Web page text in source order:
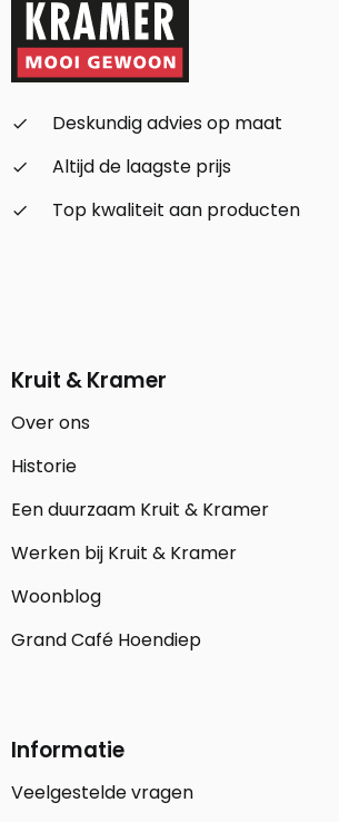
check_small
Deskundig advies op maat
check_small
Altijd de laagste prijs
check_small
Top kwaliteit aan producten
Kruit & Kramer
Over ons
Historie
Een duurzaam Kruit & Kramer
Werken bij Kruit & Kramer
Woonblog
Grand Café Hoendiep
Informatie
Veelgestelde vragen